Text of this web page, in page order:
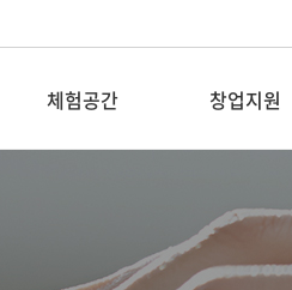
체험공간 창업지원
입주기업 공지
입주기업